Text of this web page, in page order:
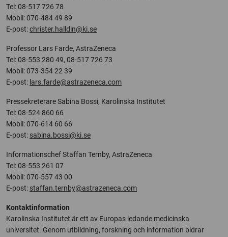
Tel: 08-517 726 78
Mobil: 070-484 49 89
E-post:christer.halldin@ki.se
Professor Lars Farde, AstraZeneca
Tel: 08-553 280 49, 08-517 726 73
Mobil: 073-354 22 39
E-post: lars.farde@astrazeneca.com
Pressekreterare Sabina Bossi, Karolinska Institutet
Tel: 08-524 860 66
Mobil: 070-614 60 66
E-post: sabina.bossi@ki.se
Informationschef Staffan Ternby, AstraZeneca
Tel: 08-553 261 07
Mobil: 070-557 43 00
E-post: staffan.ternby@astrazeneca.com
Kontaktinformation
Karolinska Institutet är ett av Europas ledande medicinska
universitet. Genom utbildning, forskning och information bidrar